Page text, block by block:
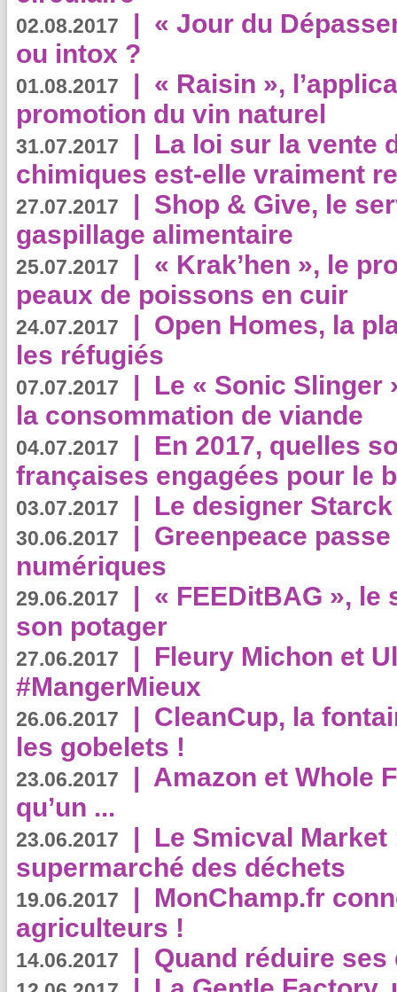
02.08.2017 | « Jour du
ou intox ?
01.08.2017 | « Raisin »,
promotion du vin naturel
31.07.2017 | La loi sur la vente
chimiques est-elle vraiment
27.07.2017 | Shop & Give, le
gaspillage alimentaire
25.07.2017 | « Krak’hen », le
peaux de poissons en cuir
24.07.2017 | Open Homes, la
les réfugiés
07.07.2017 | Le « Sonic Slinger
la consommation de viande
04.07.2017 | En 2017, quelles
françaises engagées pour le
03.07.2017 | Le designer
30.06.2017 | Greenpeace
numériques
29.06.2017 | « FEEDitBAG », le
son potager
27.06.2017 | Fleury Michon et
#MangerMieux
26.06.2017 | CleanCup, la
les gobelets !
23.06.2017 | Amazon et Whole
qu’un ...
23.06.2017 | Le Smicval
supermarché des déchets
19.06.2017 | MonChamp.fr
agriculteurs !
14.06.2017 | Quand réduire